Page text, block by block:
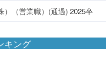
）（営業職）(通過) 2025卒
キング